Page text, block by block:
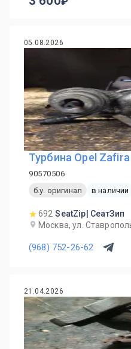
05.08.2026
Турбина Opel Zafira
90570506
б.у. оригинал
в наличии
692 SeatZip| СеатЗип
Москва, ул.
(968) 752-26-62
21.04.2026